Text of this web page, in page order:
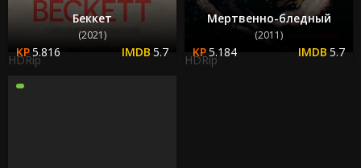
Беккет
(2021)
5.816 5.7
HDRip
Мертвенно-бледный
(2011)
5.184 5.7
HDRip